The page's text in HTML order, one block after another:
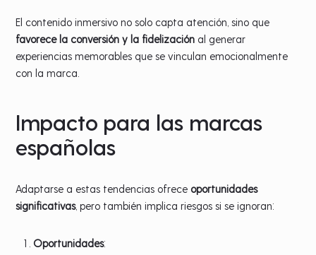
El contenido inmersivo no solo capta atención, sino que
favorece la conversión y la fidelización al generar
experiencias memorables que se vinculan emocionalmente
con la marca.
Impacto para las marcas
españolas
Adaptarse a estas tendencias ofrece oportunidades
significativas, pero también implica riesgos si se ignoran:
Oportunidades: